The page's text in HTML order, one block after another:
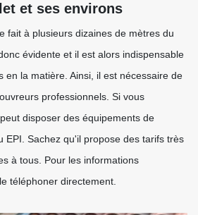
et ses environs
fait à plusieurs dizaines de mètres du
évidente et il est alors indispensable
en la matière. Ainsi, il est nécessaire de
professionnels. Si vous
disposer des équipements de
EPI. Sachez qu'il propose des tarifs très
à tous. Pour les informations
téléphoner directement.